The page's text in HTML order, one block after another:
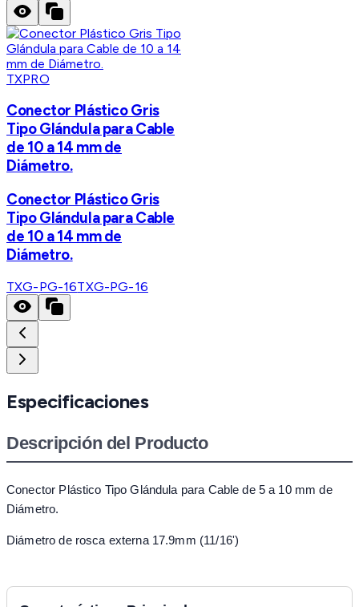
TXPRO
Conector Plástico Gris
Tipo Glándula para Cable
de 10 a 14 mm de
Diámetro.
Conector Plástico Gris
Tipo Glándula para Cable
de 10 a 14 mm de
Diámetro.
TXG-PG-16TXG-PG-16
Especificaciones
Descripción del Producto
Conector Plástico Tipo Glándula para Cable de 5 a 10 mm de
Diámetro.
Diámetro de rosca externa 17.9mm (11/16')